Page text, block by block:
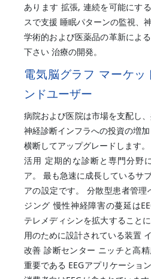
あります 拡張, 連続を可能にす
スで支援 睡眠パターンの監視、
学術的および医薬品の革新によ
下さい 治療の開発。
電気脳グラフ マーケ
ンドユーザー
病院および医院は市場を支配し
神経診断インフラへの投資の増
横断してアップグレードします
活用 定期的な診断と専門分野
ア。 最も急速に成長しているサ
アの設定です。 分散型患者管理
ジング 慢性神経障害の蔓延は
テレメディシンを拡大すること
用のために設計されている装置
改善 診断センター ニッチと高
重要である EEGアプリケーショ